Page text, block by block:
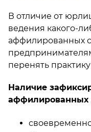
В отличие от
ведения какого-
аффилированных
перенять
Наличие
аффилированных